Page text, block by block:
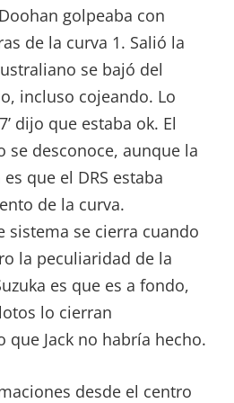
golpeaba con
de la curva 1. Salió la
se bajó del
incluso cojeando. Lo
dijo que estaba ok. El
se desconoce, aunque la
que el DRS estaba
de la curva.
sistema se cierra cuando
la peculiaridad de la
es que es a fondo,
lo cierran
que Jack no habría hecho.
desde el centro